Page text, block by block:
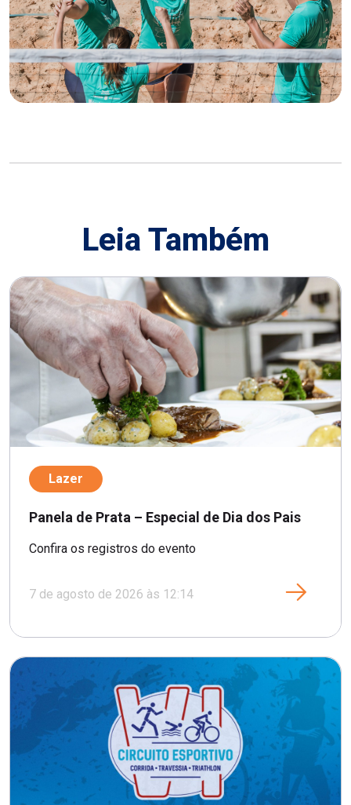
Leia Também
Lazer
Panela de Prata – Especial de Dia dos Pais
Confira os registros do evento
7 de agosto de 2026 às 12:14